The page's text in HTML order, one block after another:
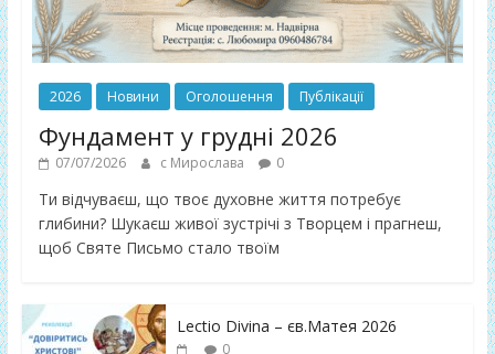
2026 Новини Оголошення Публікації
Фундамент у грудні 2026
07/07/2026 с Мирослава 0
Ти відчуваєш, що твоє духовне життя потребує
глибини? Шукаєш живої зустрічі з Творцем і прагнеш,
щоб Святе Письмо стало твоїм
Lectio Divina – єв.Матея 2026
0